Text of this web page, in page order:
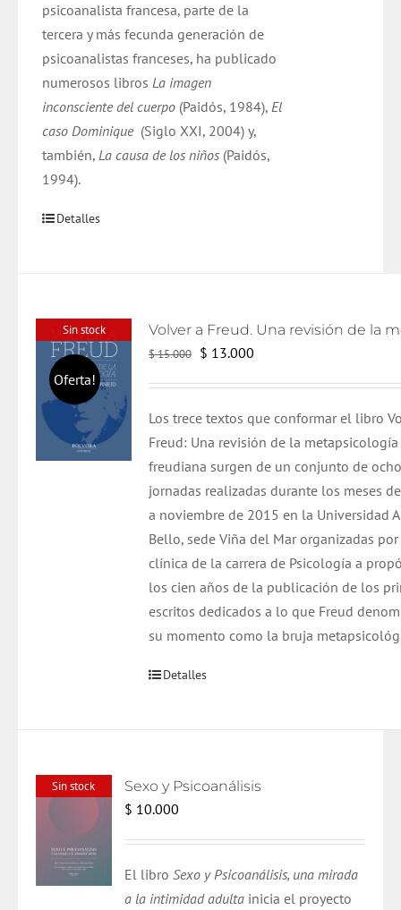
psicoanalista francesa, parte de la
tercera y más fecunda generación de
psicoanalistas franceses, ha publicado
numerosos librosLa imagen
inconsciente del cuerpo (Paidós, 1984),El
caso Dominique(Siglo XXI, 2004) y,
también,La causa de los niños (Paidós,
1994).
Detalles
Sin stock
Oferta!
$15.000
El
era:
$ 15.000.
$ 13.000El
es:
$ 13.000.
Los trece textos que conformar el libro
Freud: Una revisión de la metapsicología
freudiana surgen de un conjunto de ocho
jornadas realizadas durante los meses
a noviembre de 2015 en la Universidad
Bello, sede Viña del Mar organizadas
clínica de la carrera de Psicología a
los cien años de la publicación de los
escritos dedicados a lo que Freud
su momento como la bruja
Detalles
Sin stock Sexo y Psicoanálisis
$ 10.000
El libroSexo y Psicoanálisis, una mirada
a la intimidad adulta inicia el proyecto